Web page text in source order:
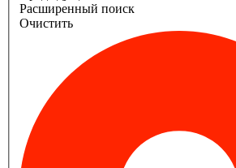
Расширенный поиск
Очистить